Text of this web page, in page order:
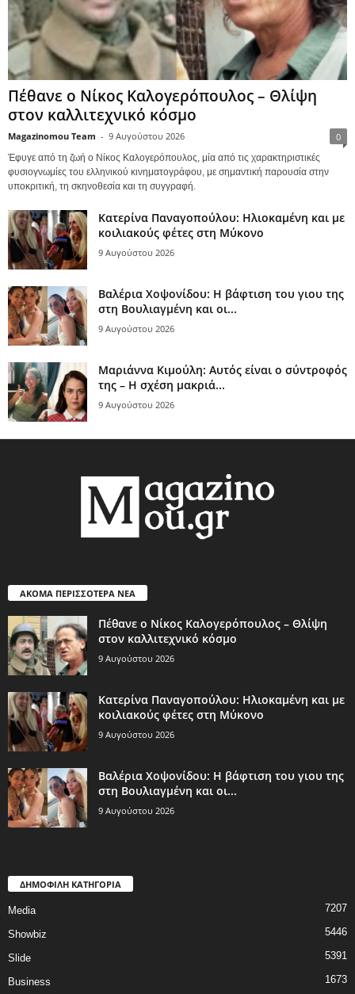
Πέθανε ο Νίκος Καλογερόπουλος – Θλίψη
στον καλλιτεχνικό κόσμο
Magazinomou Team - 9 Αυγούστου 2026 0
Έφυγε από τη ζωή ο Νίκος Καλογερόπουλος, μία από τις χαρακτηριστικές
φυσιογνωμίες του ελληνικού κινηματογράφου, με σημαντική παρουσία στην
υποκριτική, τη σκηνοθεσία και τη συγγραφή.
Κατερίνα Παναγοπούλου: Ηλιοκαμένη και με
κοιλιακούς φέτες στη Μύκονο
9 Αυγούστου 2026
Βαλέρια Χοψονίδου: Η βάφτιση του γιου της
στη Βουλιαγμένη και οι...
9 Αυγούστου 2026
Μαριάννα Κιμούλη: Αυτός είναι ο σύντροφός
της – Η σχέση μακριά...
9 Αυγούστου 2026
ΑΚΟΜΑ ΠΕΡΙΣΣΟΤΕΡΑ ΝΕΑ
Πέθανε ο Νίκος Καλογερόπουλος – Θλίψη
στον καλλιτεχνικό κόσμο
9 Αυγούστου 2026
Κατερίνα Παναγοπούλου: Ηλιοκαμένη και με
κοιλιακούς φέτες στη Μύκονο
9 Αυγούστου 2026
Βαλέρια Χοψονίδου: Η βάφτιση του γιου της
στη Βουλιαγμένη και οι...
9 Αυγούστου 2026
ΔΗΜΟΦΙΛΗ ΚΑΤΗΓΟΡΙΑ
Media 7207
Showbiz 5446
Slide 5391
Business 1673